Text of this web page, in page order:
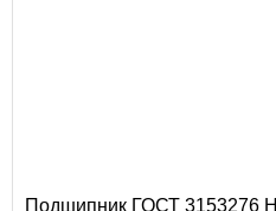
Подшипник ГОСТ 3153276 Н